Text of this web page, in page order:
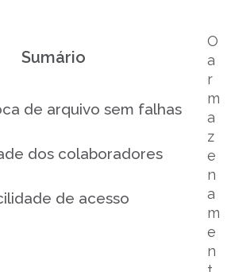
O
a
r
m
a
z
e
n
a
m
e
n
Sumário
de arquivo sem falhas
dos colaboradores
de acesso